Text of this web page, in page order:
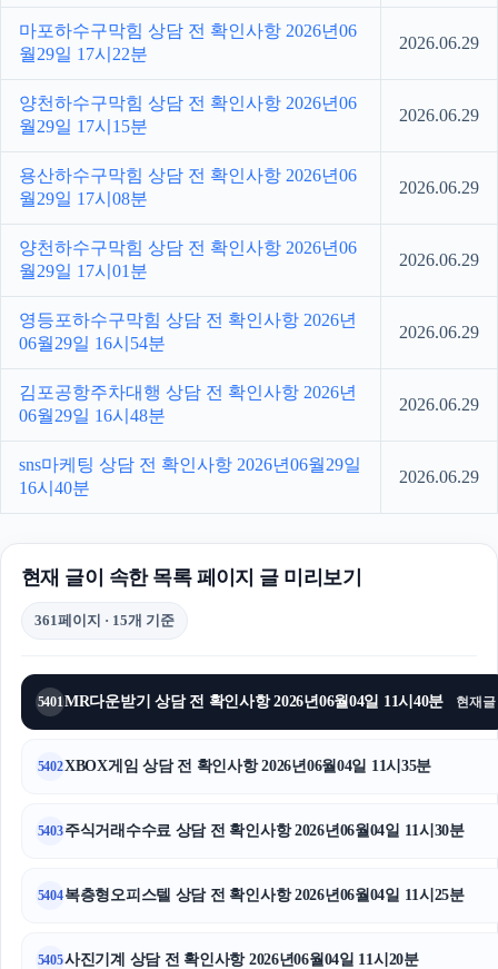
마포하수구막힘 상담 전 확인사항 2026년06
월29일 17시22분
2026.06.29
양천하수구막힘 상담 전 확인사항 2026년06
월29일 17시15분
2026.06.29
용산하수구막힘 상담 전 확인사항 2026년06
월29일 17시08분
2026.06.29
양천하수구막힘 상담 전 확인사항 2026년06
월29일 17시01분
2026.06.29
영등포하수구막힘 상담 전 확인사항 2026년
06월29일 16시54분
2026.06.29
김포공항주차대행 상담 전 확인사항 2026년
06월29일 16시48분
2026.06.29
sns마케팅 상담 전 확인사항 2026년06월29일
16시40분
2026.06.29
현재 글이 속한 목록 페이지 글 미리보기
361페이지 · 15개 기준
5401 MR다운받기 상담 전 확인사항 2026년06월04일 11시40분 현재글
5402XBOX게임 상담 전 확인사항 2026년06월04일 11시35분
5403주식거래수수료 상담 전 확인사항 2026년06월04일 11시30분
5404복층형오피스텔 상담 전 확인사항 2026년06월04일 11시25분
5405사진기계 상담 전 확인사항 2026년06월04일 11시20분